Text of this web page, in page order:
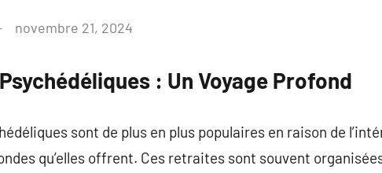
novembre 21, 2024
: Un Voyage Profond
sont de plus en plus populaires en raison de
qu’elles offrent. Ces retraites sont souvent